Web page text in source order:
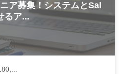
ア募集！システムとSal
るア...